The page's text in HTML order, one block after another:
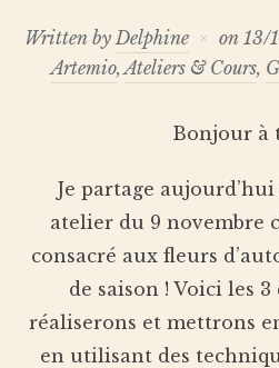
Written byDelphine on 13/
Artemio,Ateliers & Cours,
Bonjour à
Je partage
atelier du 9 novembre
consacré aux fleurs
de saison ! Voici les
réaliserons et mettrons
en utilisant des